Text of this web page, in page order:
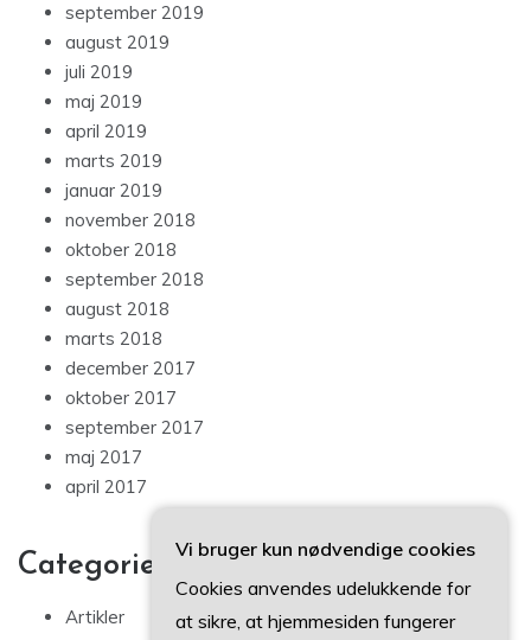
september 2019
august 2019
juli 2019
maj 2019
april 2019
marts 2019
januar 2019
november 2018
oktober 2018
september 2018
august 2018
marts 2018
december 2017
oktober 2017
september 2017
maj 2017
april 2017
Categories
Artikler
Vi bruger kun nødvendige cookies
Cookies anvendes udelukkende for
at sikre, at hjemmesiden fungerer